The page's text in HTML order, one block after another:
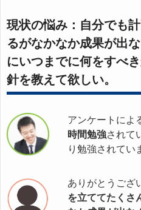
現状の悩み：自分でも
るがなかなか成果が出
にいつまでに何をすべ
針を教えて欲しい。
アンケートによ
時間勉強されて
り勉強されてい
ありがとうござ
を立ててたくさ